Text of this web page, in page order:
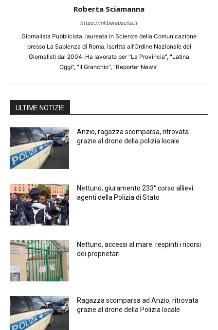
Roberta Sciamanna
https://inliberauscita.it
Giornalista Pubblicista, laureata in Scienze della Comunicazione
presso La Sapienza di Roma, iscritta all’Ordine Nazionale dei
Giornalisti dal 2004. Ha lavorato per "La Provincia", "Latina
Oggi", "Il Granchio", "Reporter News"
ULTIME NOTIZIE
Anzio, ragazza scomparsa, ritrovata
grazie al drone della polizia locale
Nettuno, giuramento 233° corso allievi
agenti della Polizia di Stato
Nettuno, accessi al mare: respinti i ricorsi
dei proprietari
Ragazza scomparsa ad Anzio, ritrovata
grazie al drone della Polizia locale